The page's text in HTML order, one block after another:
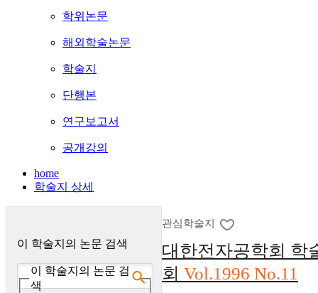
학위논문
해외학술논문
학술지
단행본
연구보고서
공개강의
home
학술지 상세
이 학술지의 논문 검색
이 학술지의 논문 검
색
관심학술지
대한전자공학회 학
회 Vol.1996 No.11